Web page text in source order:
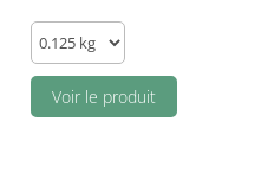
Savon
mains-
corps
Voir le produit